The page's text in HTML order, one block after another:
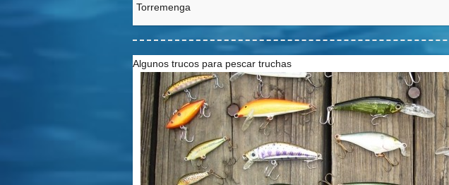
Torremenga
Algunos trucos para pescar truchas